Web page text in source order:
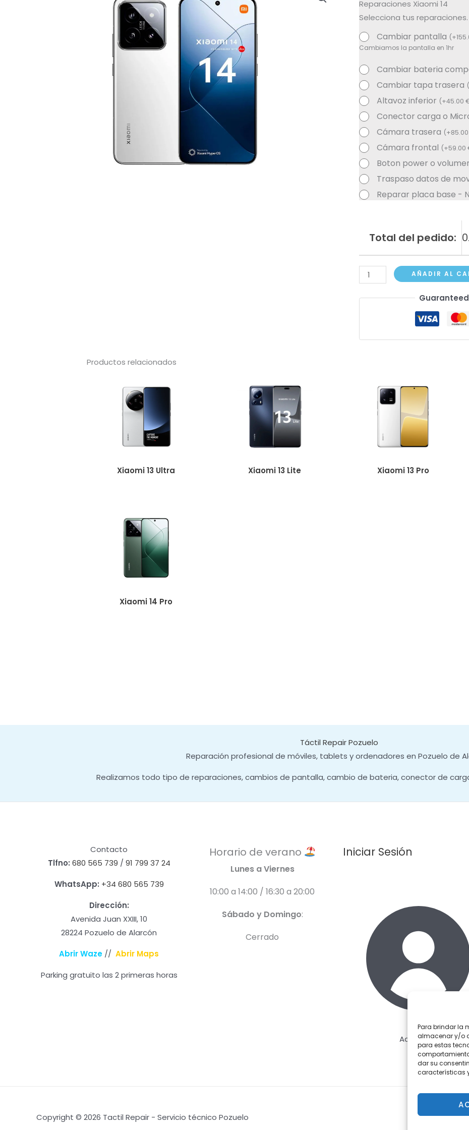
Para brindar la
almacenar y/o
para estas
dar su
características
Reparaciones Xiaomi 14
Selecciona tus
Cambiar pantalla (+
Cambiamos la pantalla en 1hr
Cambiar bateria
Cambiar tapa trasera (
Altavoz inferior (+45.00
Conector carga o
Cámara trasera (+85.00
Cámara frontal (+59.00
Boton power o
Traspaso datos de
Reparar placa base -
Total del pedido:
Xiaomi
14
cantidad
AÑADIR AL
Productos relacionados
Xiaomi 13 Ultra Xiaomi 13 Lite Xiaomi 13 Pro
Xiaomi 14 Pro
Táctil Repair Pozuelo
Reparación profesional de móviles, tablets y ordenadores en Pozuelo de
Realizamos todo tipo de reparaciones, cambios de pantalla, cambio de bateria, conector de
Contacto
Tlfno: 680 565 739 / 91 799 37 24
WhatsApp: +34 680 565 739
Dirección:
Avenida Juan XXIII, 10
28224 Pozuelo de Alarcón
Abrir Waze //Abrir Maps
Parking gratuito las 2 primeras horas
Horario de verano
Lunes a Viernes
10:00 a 14:00 / 16:30 a 20:00
Sábado y Domingo:
Cerrado
Iniciar Sesión
Acceder
Copyright © 2026 Tactil Repair - Servicio técnico Pozuelo